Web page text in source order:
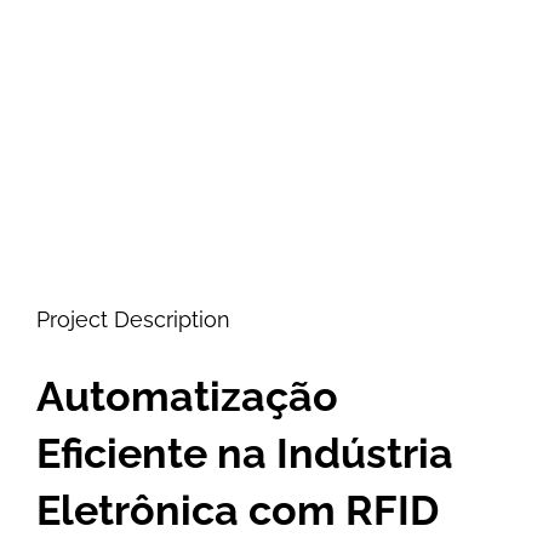
Project Description
Automatização
Eficiente na Indústria
Eletrônica com RFID